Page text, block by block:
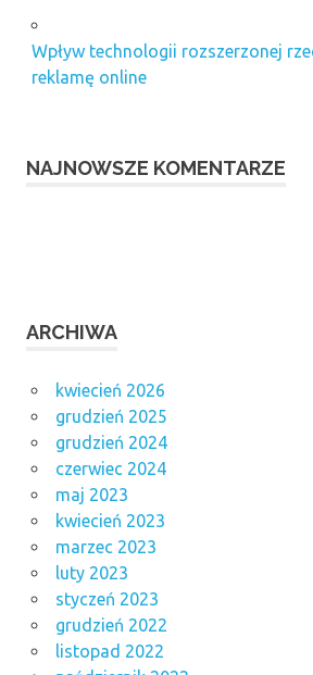
Wpływ technologii rozszerzonej
reklamę online
NAJNOWSZE KOMENTARZE
ARCHIWA
kwiecień 2026
grudzień 2025
grudzień 2024
czerwiec 2024
maj 2023
kwiecień 2023
marzec 2023
luty 2023
styczeń 2023
grudzień 2022
listopad 2022